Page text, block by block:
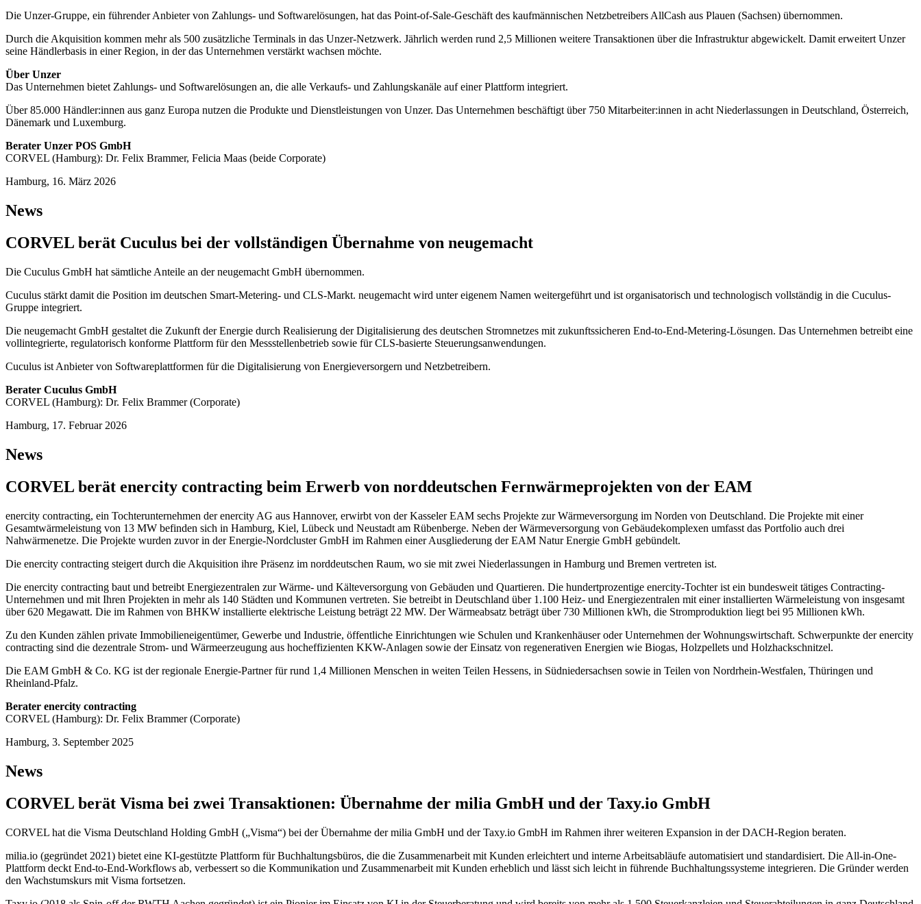
Die Unzer-Gruppe, ein führender Anbieter von Zahlungs- und Softwarelösungen, hat das Point-of-Sale-Geschäft des kaufmännischen Netzbetreibers AllCash aus Plauen (Sachsen) übernommen.
Durch die Akquisition kommen mehr als 500 zusätzliche Terminals in das Unzer-Netzwerk. Jährlich werden rund 2,5 Millionen weitere Transaktionen über die Infrastruktur abgewickelt. Damit erweitert Unzer
seine Händlerbasis in einer Region, in der das Unternehmen verstärkt wachsen möchte.
Über Unzer
Das Unternehmen bietet Zahlungs- und Softwarelösungen an, die alle Verkaufs- und Zahlungskanäle auf einer Plattform integriert.
Über 85.000 Händler:innen aus ganz Europa nutzen die Produkte und Dienstleistungen von Unzer. Das Unternehmen beschäftigt über 750 Mitarbeiter:innen in acht Niederlassungen in Deutschland, Österreich,
Dänemark und Luxemburg.
Berater Unzer POS GmbH
CORVEL (Hamburg): Dr. Felix Brammer, Felicia Maas (beide Corporate)
Hamburg, 16. März 2026
News
CORVEL berät Cuculus bei der vollständigen Übernahme von neugemacht
Die Cuculus GmbH hat sämtliche Anteile an der neugemacht GmbH übernommen.
Cuculus stärkt damit die Position im deutschen Smart-Metering- und CLS-Markt. neugemacht wird unter eigenem Namen weitergeführt und ist organisatorisch und technologisch vollständig in die Cuculus-
Gruppe integriert.
Die neugemacht GmbH gestaltet die Zukunft der Energie durch Realisierung der Digitalisierung des deutschen Stromnetzes mit zukunftssicheren End-to-End-Metering-Lösungen. Das Unternehmen betreibt eine
vollintegrierte, regulatorisch konforme Plattform für den Messstellenbetrieb sowie für CLS-basierte Steuerungsanwendungen.
Cuculus ist Anbieter von Softwareplattformen für die Digitalisierung von Energieversorgern und Netzbetreibern.
Berater Cuculus GmbH
CORVEL (Hamburg): Dr. Felix Brammer (Corporate)
Hamburg, 17. Februar 2026
News
CORVEL berät enercity contracting beim Erwerb von norddeutschen Fernwärmeprojekten von der EAM
enercity contracting, ein Tochterunternehmen der enercity AG aus Hannover, erwirbt von der Kasseler EAM sechs Projekte zur Wärmeversorgung im Norden von Deutschland. Die Projekte mit einer
Gesamtwärmeleistung von 13 MW befinden sich in Hamburg, Kiel, Lübeck und Neustadt am Rübenberge. Neben der Wärmeversorgung von Gebäudekomplexen umfasst das Portfolio auch drei
Nahwärmenetze. Die Projekte wurden zuvor in der Energie-Nordcluster GmbH im Rahmen einer Ausgliederung der EAM Natur Energie GmbH gebündelt.
Die enercity contracting steigert durch die Akquisition ihre Präsenz im norddeutschen Raum, wo sie mit zwei Niederlassungen in Hamburg und Bremen vertreten ist.
Die enercity contracting baut und betreibt Energiezentralen zur Wärme- und Kälteversorgung von Gebäuden und Quartieren. Die hundertprozentige enercity-Tochter ist ein bundesweit tätiges Contracting-
Unternehmen und mit Ihren Projekten in mehr als 140 Städten und Kommunen vertreten. Sie betreibt in Deutschland über 1.100 Heiz- und Energiezentralen mit einer installierten Wärmeleistung von insgesamt
über 620 Megawatt. Die im Rahmen von BHKW installierte elektrische Leistung beträgt 22 MW. Der Wärmeabsatz beträgt über 730 Millionen kWh, die Stromproduktion liegt bei 95 Millionen kWh.
Zu den Kunden zählen private Immobilieneigentümer, Gewerbe und Industrie, öffentliche Einrichtungen wie Schulen und Krankenhäuser oder Unternehmen der Wohnungswirtschaft. Schwerpunkte der enercity
contracting sind die dezentrale Strom- und Wärmeerzeugung aus hocheffizienten KKW-Anlagen sowie der Einsatz von regenerativen Energien wie Biogas, Holzpellets und Holzhackschnitzel.
Die EAM GmbH & Co. KG ist der regionale Energie-Partner für rund 1,4 Millionen Menschen in weiten Teilen Hessens, in Südniedersachsen sowie in Teilen von Nordrhein-Westfalen, Thüringen und
Rheinland-Pfalz.
Berater enercity contracting
CORVEL (Hamburg): Dr. Felix Brammer (Corporate)
Hamburg, 3. September 2025
News
CORVEL berät Visma bei zwei Transaktionen: Übernahme der milia GmbH und der Taxy.io GmbH
CORVEL hat die Visma Deutschland Holding GmbH („Visma“) bei der Übernahme der milia GmbH und der Taxy.io GmbH im Rahmen ihrer weiteren Expansion in der DACH-Region beraten.
milia.io (gegründet 2021) bietet eine KI-gestützte Plattform für Buchhaltungsbüros, die die Zusammenarbeit mit Kunden erleichtert und interne Arbeitsabläufe automatisiert und standardisiert. Die All-in-One-
Plattform deckt End-to-End-Workflows ab, verbessert so die Kommunikation und Zusammenarbeit mit Kunden erheblich und lässt sich leicht in führende Buchhaltungssysteme integrieren. Die Gründer werden
den Wachstumskurs mit Visma fortsetzen.